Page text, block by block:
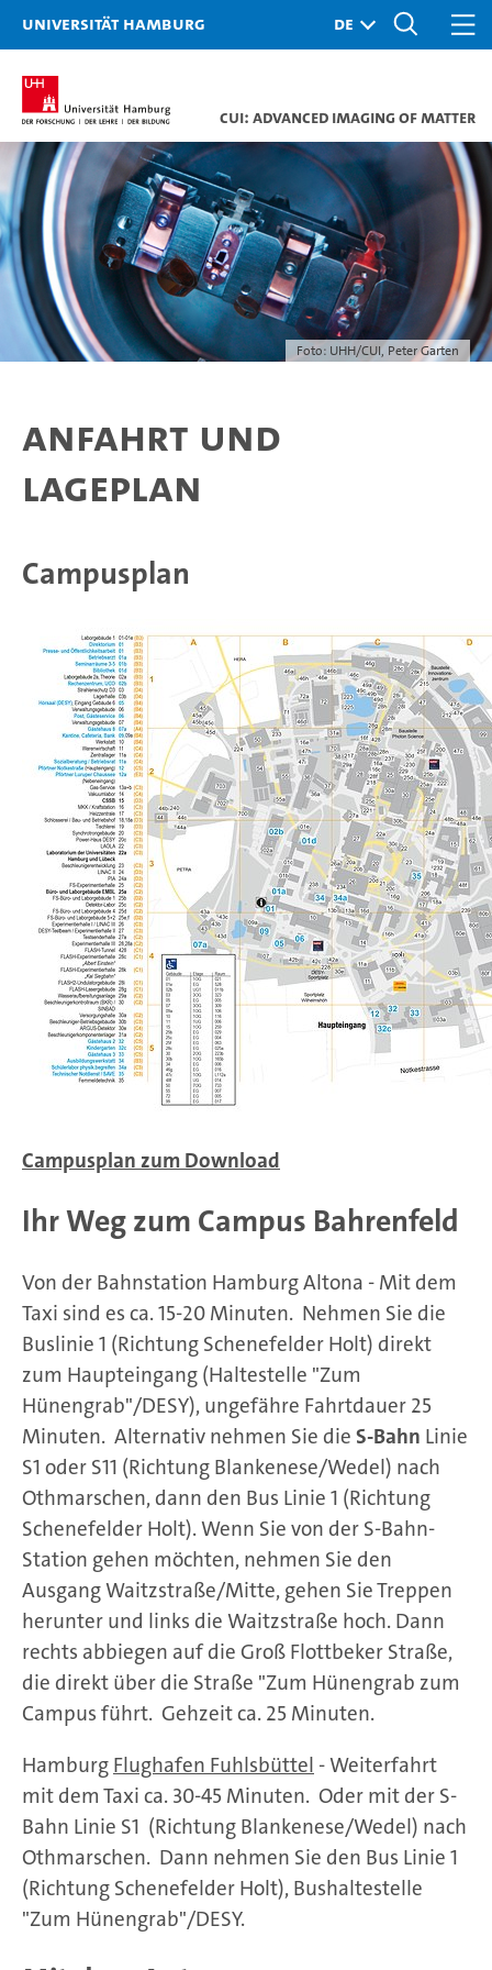
Universität Hamburg
CUI: Advanced Imaging of Matter
Foto: UHH/CUI, Peter Garten
Anfahrt und
Lageplan
Campusplan
Campusplan zum Download
Ihr Weg zum Campus Bahrenfeld
Von der Bahnstation Hamburg Altona - Mit dem
Taxi sind es ca. 15-20 Minuten. Nehmen Sie die
Buslinie 1 (Richtung Schenefelder Holt) direkt
zum Haupteingang (Haltestelle "Zum
Hünengrab"/DESY), ungefähre Fahrtdauer 25
Minuten. Alternativ nehmen Sie die S-Bahn Linie
S1 oder S11 (Richtung Blankenese/Wedel) nach
Othmarschen, dann den Bus Linie 1 (Richtung
Schenefelder Holt). Wenn Sie von der S-Bahn-
Station gehen möchten, nehmen Sie den
Ausgang Waitzstraße/Mitte, gehen Sie Treppen
herunter und links die Waitzstraße hoch. Dann
rechts abbiegen auf die Groß Flottbeker Straße,
die direkt über die Straße "Zum Hünengrab zum
Campus führt. Gehzeit ca. 25 Minuten.
Hamburg Flughafen Fuhlsbüttel - Weiterfahrt
mit dem Taxi ca. 30-45 Minuten. Oder mit der S-
Bahn Linie S1 (Richtung Blankenese/Wedel) nach
Othmarschen. Dann nehmen Sie den Bus Linie 1
(Richtung Schenefelder Holt), Bushaltestelle
"Zum Hünengrab"/DESY.